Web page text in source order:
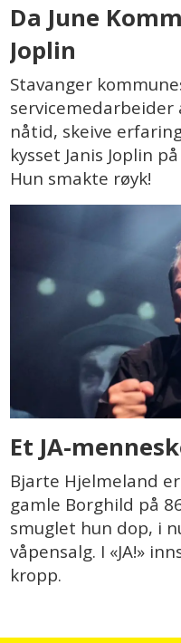
Da June
Joplin
Stavanger
nåtid, skeive
kysset Janis Joplin
Hun smakte røyk!
Et JA-
Bjarte Hjelmeland
gamle Borghild på
smuglet hun dop, i
våpensalg. I «JA!»
kropp.